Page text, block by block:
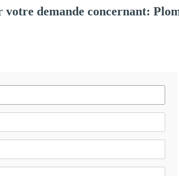
demande concernant: